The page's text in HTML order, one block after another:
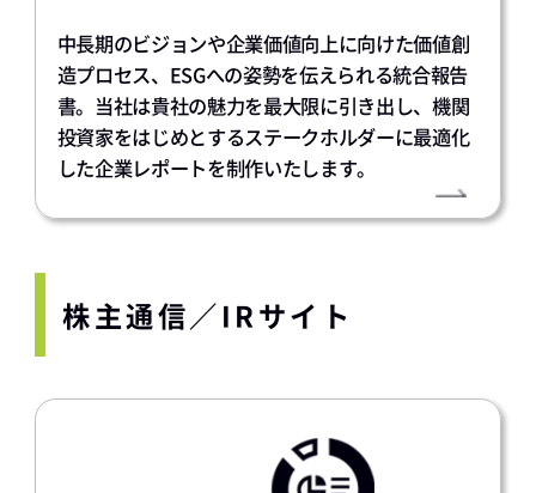
中長期のビジョンや企業価値向上に向けた価値創
造プロセス、ESGへの姿勢を伝えられる統合報告
書。当社は貴社の魅力を最大限に引き出し、機関
投資家をはじめとするステークホルダーに最適化
した企業レポートを制作いたします。
株主通信／IRサイト